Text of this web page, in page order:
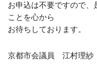
お申込は不要ですので、
ことを心から
お待ちしております。
京都市会議員 江村理紗